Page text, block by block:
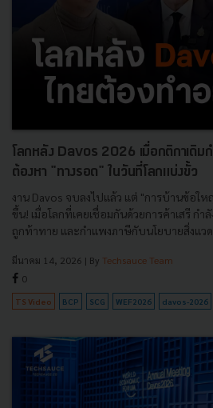
โลกหลัง Davos 2026 เมื่อกติกาเดิมก
ต้องหา "ทางรอด" ในวันที่โลกแบ่งขั้ว
งาน Davos จบลงไปแล้ว แต่ "การบ้านข้อใ
ขึ้น! เมื่อโลกที่เคยเชื่อมกันด้วยการค้าเสรี กำ
ถูกท้าทาย และกำแพงภาษีกับนโยบายสิ่งแวด...
มีนาคม 14, 2026 | By Techsauce Team
0
TS Video BCP SCG WEF2026 davos-2026